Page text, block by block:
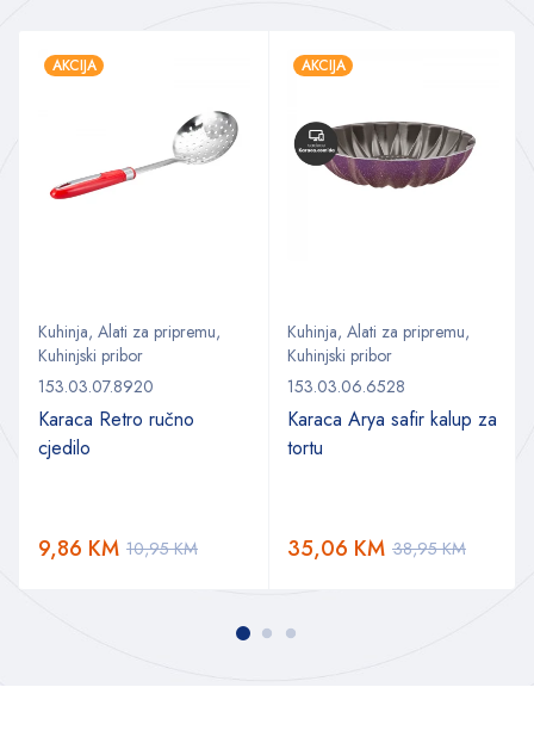
AKCIJA
Kuhinja, Alati za pripremu,
Kuhinjski pribor
153.03.07.8920
Karaca Retro ručno
cjedilo
10,95KM
9,86 KM
AKCIJA
Kuhinja, Alati za pripremu,
Kuhinjski pribor
153.03.06.6528
Karaca Arya safir kalup za
tortu
38,95KM
35,06 KM